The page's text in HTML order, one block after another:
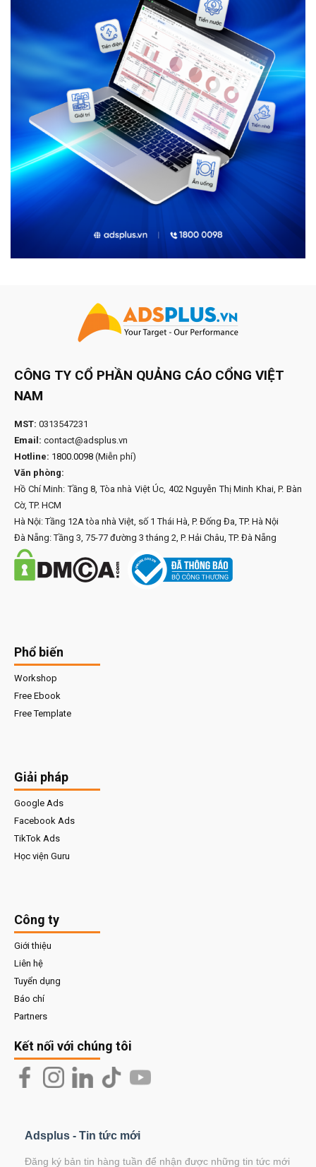
CÔNG TY CỔ PHẦN QUẢNG CÁO CỔNG VIỆT
NAM
MST: 0313547231
Email: contact@adsplus.vn
Hotline: 1800.0098 (Miễn phí)
Văn phòng:
Hồ Chí Minh: Tầng 8, Tòa nhà Việt Úc, 402 Nguyễn Thị Minh Khai, P. Bàn
Cờ, TP. HCM
Hà Nội: Tầng 12A tòa nhà Việt, số 1 Thái Hà, P. Đống Đa, TP. Hà Nội
Đà Nẵng: Tầng 3, 75-77 đường 3 tháng 2, P. Hải Châu, TP. Đà Nẵng
Phổ biến
Workshop
Free Ebook
Free Template
Giải pháp
Google Ads
Facebook Ads
TikTok Ads
Học viện Guru
Công ty
Giới thiệu
Liên hệ
Tuyển dụng
Báo chí
Partners
Kết nối với chúng tôi